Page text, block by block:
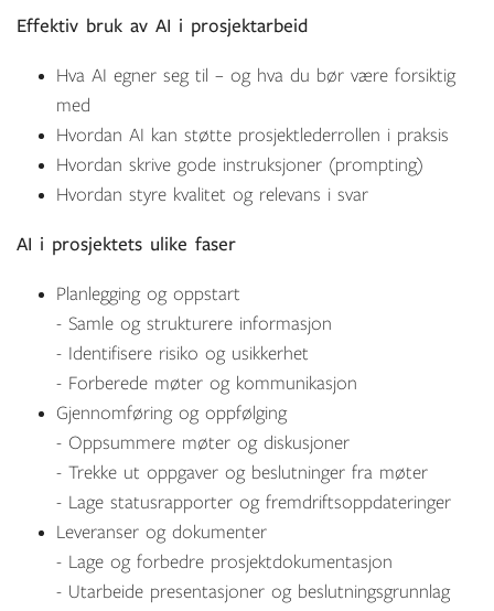
Effektiv bruk av AI i prosjektarbeid
Hva AI egner seg til – og hva du bør være forsiktig
med
Hvordan AI kan støtte prosjektlederrollen i praksis
Hvordan skrive gode instruksjoner (prompting)
Hvordan styre kvalitet og relevans i svar
AI i prosjektets ulike faser
Planlegging og oppstart
- Samle og strukturere informasjon
- Identifisere risiko og usikkerhet
- Forberede møter og kommunikasjon
Gjennomføring og oppfølging
- Oppsummere møter og diskusjoner
- Trekke ut oppgaver og beslutninger fra møter
- Lage statusrapporter og fremdriftsoppdateringer
Leveranser og dokumenter
- Lage og forbedre prosjektdokumentasjon
- Utarbeide presentasjoner og beslutningsgrunnlag